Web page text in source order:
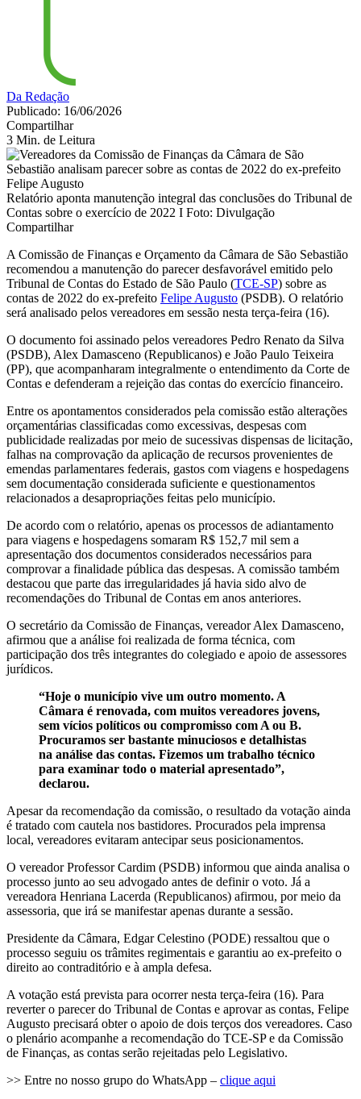
Da Redação
Publicado: 16/06/2026
Compartilhar
3 Min. de Leitura
Relatório aponta manutenção integral das conclusões do Tribunal de
Contas sobre o exercício de 2022 I Foto: Divulgação
Compartilhar
A Comissão de Finanças e Orçamento da Câmara de São Sebastião
recomendou a manutenção do parecer desfavorável emitido pelo
Tribunal de Contas do Estado de São Paulo (TCE-SP) sobre as
contas de 2022 do ex-prefeito Felipe Augusto (PSDB). O relatório
será analisado pelos vereadores em sessão nesta terça-feira (16).
O documento foi assinado pelos vereadores Pedro Renato da Silva
(PSDB), Alex Damasceno (Republicanos) e João Paulo Teixeira
(PP), que acompanharam integralmente o entendimento da Corte de
Contas e defenderam a rejeição das contas do exercício financeiro.
Entre os apontamentos considerados pela comissão estão alterações
orçamentárias classificadas como excessivas, despesas com
publicidade realizadas por meio de sucessivas dispensas de licitação,
falhas na comprovação da aplicação de recursos provenientes de
emendas parlamentares federais, gastos com viagens e hospedagens
sem documentação considerada suficiente e questionamentos
relacionados a desapropriações feitas pelo município.
De acordo com o relatório, apenas os processos de adiantamento
para viagens e hospedagens somaram R$ 152,7 mil sem a
apresentação dos documentos considerados necessários para
comprovar a finalidade pública das despesas. A comissão também
destacou que parte das irregularidades já havia sido alvo de
recomendações do Tribunal de Contas em anos anteriores.
O secretário da Comissão de Finanças, vereador Alex Damasceno,
afirmou que a análise foi realizada de forma técnica, com
participação dos três integrantes do colegiado e apoio de assessores
jurídicos.
“Hoje o município vive um outro momento. A
Câmara é renovada, com muitos vereadores jovens,
sem vícios políticos ou compromisso com A ou B.
Procuramos ser bastante minuciosos e detalhistas
na análise das contas. Fizemos um trabalho técnico
para examinar todo o material apresentado”,
declarou.
Apesar da recomendação da comissão, o resultado da votação ainda
é tratado com cautela nos bastidores. Procurados pela imprensa
local, vereadores evitaram antecipar seus posicionamentos.
O vereador Professor Cardim (PSDB) informou que ainda analisa o
processo junto ao seu advogado antes de definir o voto. Já a
vereadora Henriana Lacerda (Republicanos) afirmou, por meio da
assessoria, que irá se manifestar apenas durante a sessão.
Presidente da Câmara, Edgar Celestino (PODE) ressaltou que o
processo seguiu os trâmites regimentais e garantiu ao ex-prefeito o
direito ao contraditório e à ampla defesa.
A votação está prevista para ocorrer nesta terça-feira (16). Para
reverter o parecer do Tribunal de Contas e aprovar as contas, Felipe
Augusto precisará obter o apoio de dois terços dos vereadores. Caso
o plenário acompanhe a recomendação do TCE-SP e da Comissão
de Finanças, as contas serão rejeitadas pelo Legislativo.
>> Entre no nosso grupo do WhatsApp – clique aqui